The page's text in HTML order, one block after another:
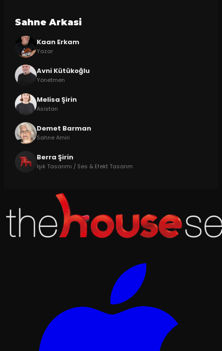
Sahne Arkasi
Kaan Erkam
Yazar
Avni Kütükoğlu
Yönetmen
Melisa Şirin
Asistan
Demet Barman
Sahne Amiri
Berra Şirin
Işık Tasarımı / Ses & Efekt Tasarım